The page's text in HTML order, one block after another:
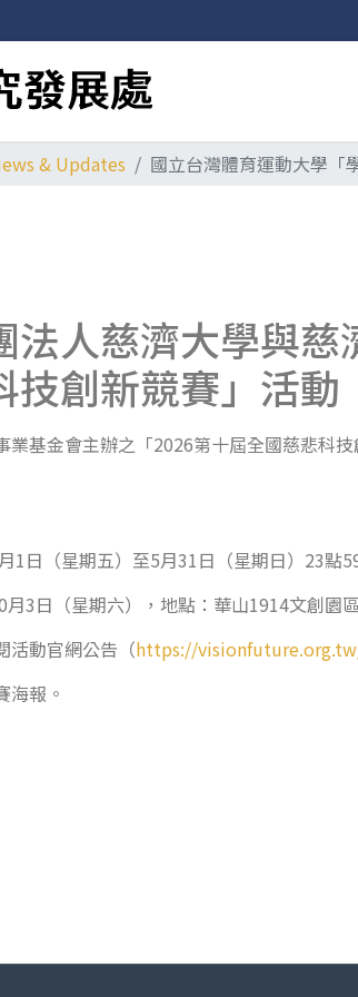
& Updates 國立台灣體育運動大學「
法人慈濟大學與
技創新競賽」活動
業基金會主辦之「2026第十屆全國慈悲科
1日（星期五）至5月31日（星期日）23點
3日（星期六），地點：華山1914文創園
活動官網公告（https://
海報。